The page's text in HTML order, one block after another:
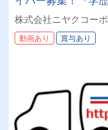
問◎男女問わず活
株式会社ニヤクコー
動画あり 賞与あり